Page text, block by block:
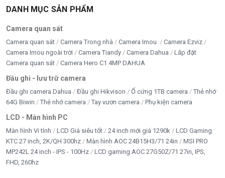
DANH MỤC SẢN PHẨM
Camera quan sát
Camera quan sát Camera Trong nhà Camera Imou
Camera Ezviz
Camera Imou ngoài trời
Camera Tiandy Camera Dahua
Lắp đặt
Camera quan sát
Camera Hero C1 4MP DAHUA
Đầu ghi - lưu trữ camera
Đầu ghi camera Dahua Đầu ghi Hikvison Ổ cứng 1TB camera
Thẻ nhớ
64G Biwin
Thẻ nhớ camera Tay vươn camera Phụ kiện camera
LCD - Màn hình PC
Màn hình Vi tính LCD Giá siêu tốt 24 inch mới giá 1290k
LCD Gaming
KTC 27 inch, 2K/QH 300hz
Màn hình AOC 24B15H3/71 24in
MSI PRO
MP242L 24 inch - IPS - 100Hz
LCD gaming AOC 27G50Z/71 27in, IPS,
FHD, 260hz